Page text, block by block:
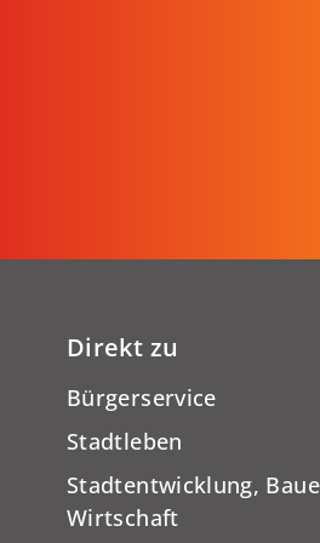
Direkt zu
Bürgerservice
Stadtleben
Stadtentwicklung,
Wirtschaft